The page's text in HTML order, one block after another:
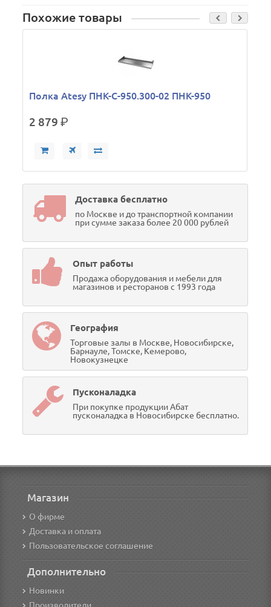
Похожие товары
Полка Atesy ПНК-С-950.300-02 ПНК-950
2 879р.
Доставка бесплатно
по Москве и до транспортной компании
при сумме заказа более 20 000 рублей
Опыт работы
Продажа оборудования и мебели для
магазинов и ресторанов с 1993 года
География
Торговые залы в Москве, Новосибирске,
Барнауле, Томске, Кемерово,
Новокузнецке
Пусконаладка
При покупке продукции Абат
пусконаладка в Новосибирске бесплатно.
Магазин
О фирме
Доставка и оплата
Пользовательское соглашение
Дополнительно
Новинки